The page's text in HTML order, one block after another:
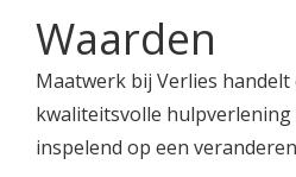
Waarden
Maatwerk bij Verlies handelt
kwaliteitsvolle hulpverlening
inspelend op een